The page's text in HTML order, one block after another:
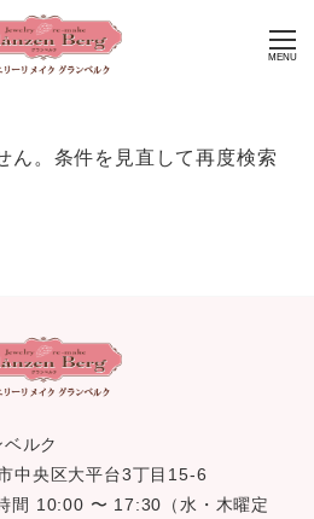
MENU
ん。条件を見直して再度検索
ルク
央区大平台3丁目15-6
10:00 〜 17:30（水・木曜定